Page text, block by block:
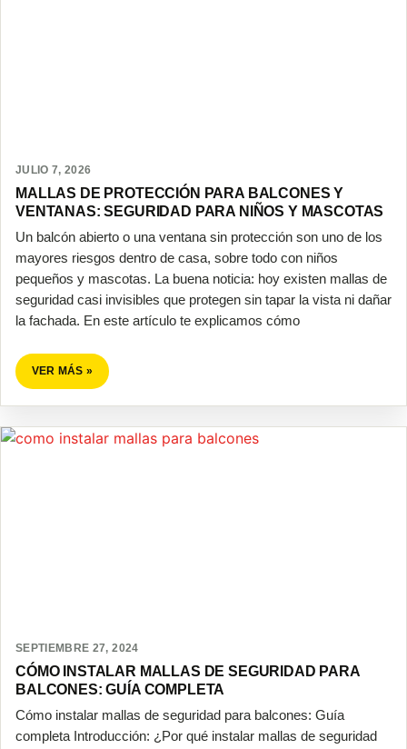
MALLAS DE PROTECCIÓN PARA BALCONES Y
VENTANAS: SEGURIDAD PARA NIÑOS Y MASCOTAS
JULIO 7, 2026
Un balcón abierto o una ventana sin protección son uno de los
mayores riesgos dentro de casa, sobre todo con niños
pequeños y mascotas. La buena noticia: hoy existen mallas de
seguridad casi invisibles que protegen sin tapar la vista ni dañar
la fachada. En este artículo te explicamos cómo
VER MÁS »
CÓMO INSTALAR MALLAS DE SEGURIDAD PARA
BALCONES: GUÍA COMPLETA
SEPTIEMBRE 27, 2024
Cómo instalar mallas de seguridad para balcones: Guía
completa Introducción: ¿Por qué instalar mallas de seguridad